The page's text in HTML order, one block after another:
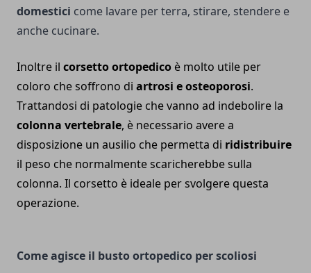
domestici come lavare per terra, stirare, stendere e
anche cucinare.
Inoltre il corsetto ortopedico è molto utile per
coloro che soffrono di artrosi e osteoporosi.
Trattandosi di patologie che vanno ad indebolire la
colonna vertebrale, è necessario avere a
disposizione un ausilio che permetta di ridistribuire
il peso che normalmente scaricherebbe sulla
colonna. Il corsetto è ideale per svolgere questa
operazione.
Come agisce il busto ortopedico per scoliosi